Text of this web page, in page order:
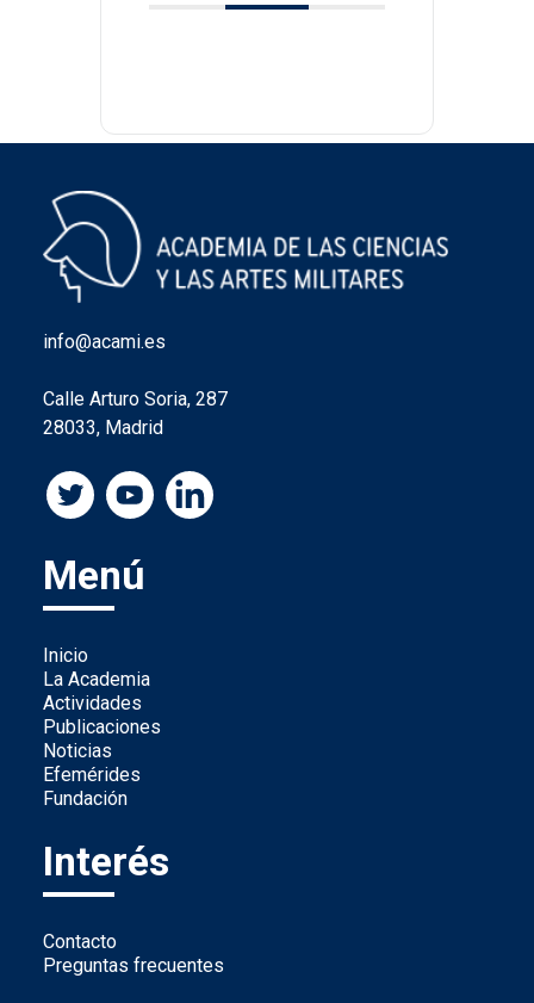
info@acami.es
Calle Arturo Soria, 287
28033, Madrid
Menú
Inicio
La Academia
Actividades
Publicaciones
Noticias
Efemérides
Fundación
Interés
Contacto
Preguntas frecuentes